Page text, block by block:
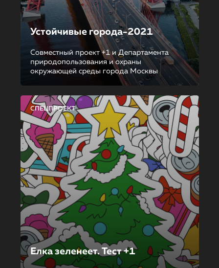
Устойчивые города-2021
Совместный проект +1 и Департамента
природопользования и охраны
окружающей среды города Москвы
СПЕЦПРОЕКТ
Елка зеленеет. Тест +1